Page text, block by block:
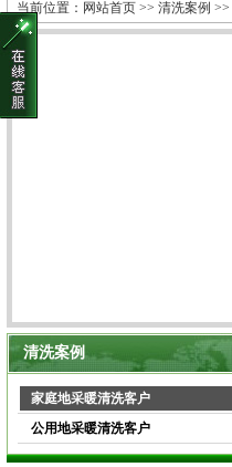
当前位置： 网站首页 >> 清洗案例 >>
清洗案例
家庭地采暖清洗客户
公用地采暖清洗客户